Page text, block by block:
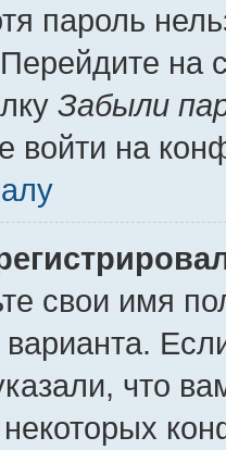
пароль
на
Забыли
войти на
свои имя
что